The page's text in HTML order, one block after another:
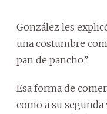
González les
una costumbre
pan de pancho”.
Esa forma de
como a su